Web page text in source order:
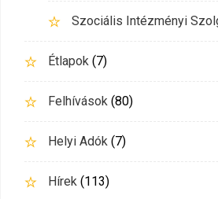
Szociális Intézményi
Étlapok (7)
Felhívások (80)
Helyi Adók (7)
Hírek (113)